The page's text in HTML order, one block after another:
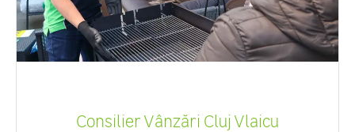
Consilier Vânzări Cluj Vlaicu